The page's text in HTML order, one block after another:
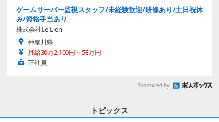
ゲームサーバー監視スタッフ/未経験歓迎/研修あり/土日祝休
み/資格手当あり
株式会社Le Lien
神奈川県
月給30万2,100円～58万円
正社員
Sponsored by
トピックス